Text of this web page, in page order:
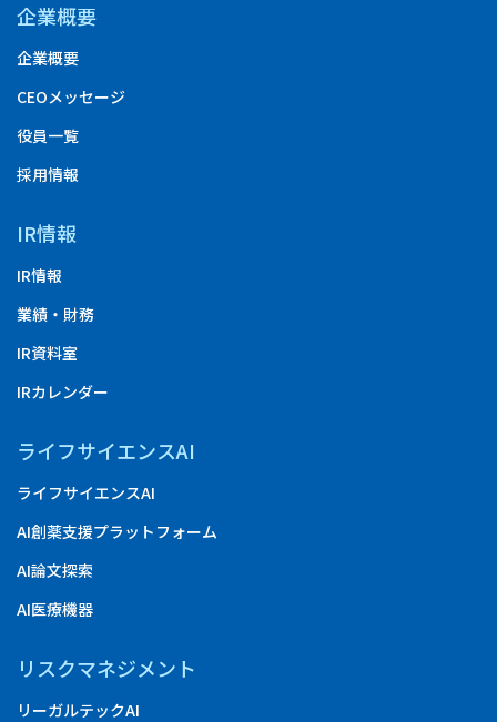
企業概要
企業概要
CEOメッセージ
役員一覧
採用情報
IR情報
IR情報
業績・財務
IR資料室
IRカレンダー
ライフサイエンスAI
ライフサイエンスAI
AI創薬支援プラットフォーム
AI論文探索
AI医療機器
リスクマネジメント
リーガルテックAI